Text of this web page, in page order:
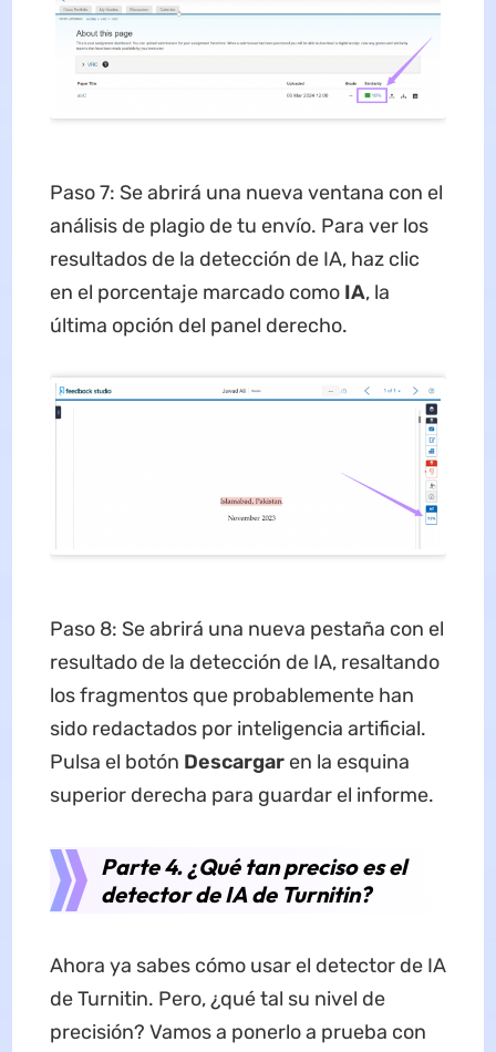
Paso 7: Se abrirá una nueva ventana con el
análisis de plagio de tu envío. Para ver los
resultados de la detección de IA, haz clic
en el porcentaje marcado como IA, la
última opción del panel derecho.
Paso 8: Se abrirá una nueva pestaña con el
resultado de la detección de IA, resaltando
los fragmentos que probablemente han
sido redactados por inteligencia artificial.
Pulsa el botón Descargaren la esquina
superior derecha para guardar el informe.
Parte 4. ¿Qué tan preciso es el
detector de IA de Turnitin?
Ahora ya sabes cómo usar el detector de IA
de Turnitin. Pero, ¿qué tal su nivel de
precisión? Vamos a ponerlo a prueba con